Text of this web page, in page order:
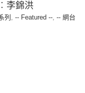
李錦洪
列 , -- Featured --, -- 網台